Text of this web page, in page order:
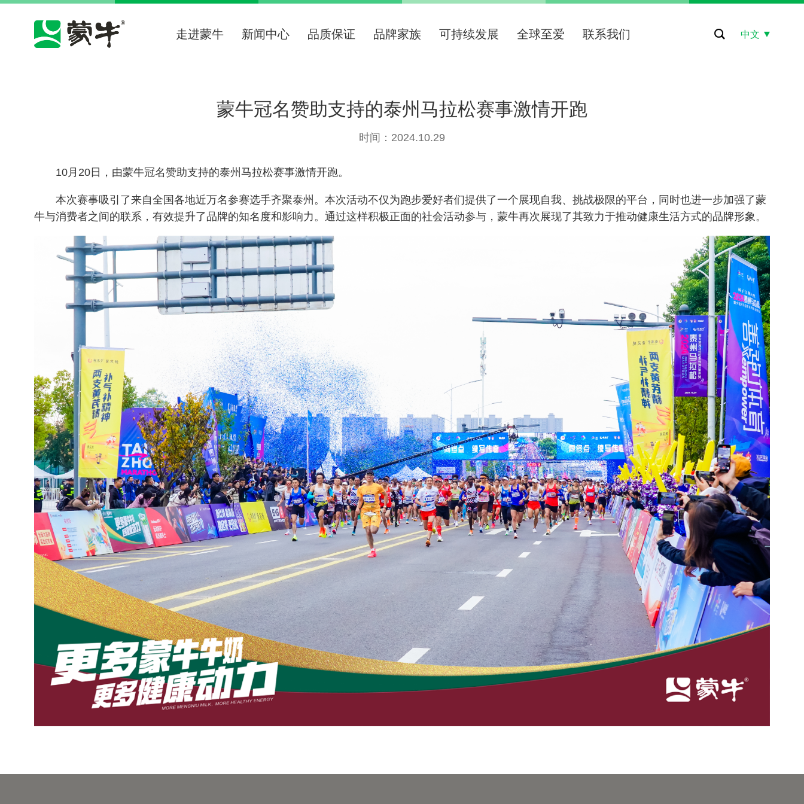
走进蒙牛 新闻中心 品质保证 品牌家族 可持续发展 全球至爱 联系我们 中文
蒙牛冠名赞助支持的泰州马拉松赛事激情开跑
时间：2024.10.29
10月20日，由蒙牛冠名赞助支持的泰州马拉松赛事激情开跑。
本次赛事吸引了来自全国各地近万名参赛选手齐聚泰州。本次活动不仅为跑步爱好者们提供了一个展现自我、挑战极限的平台，同时也进一步加强了蒙
牛与消费者之间的联系，有效提升了品牌的知名度和影响力。通过这样积极正面的社会活动参与，蒙牛再次展现了其致力于推动健康生活方式的品牌形象。